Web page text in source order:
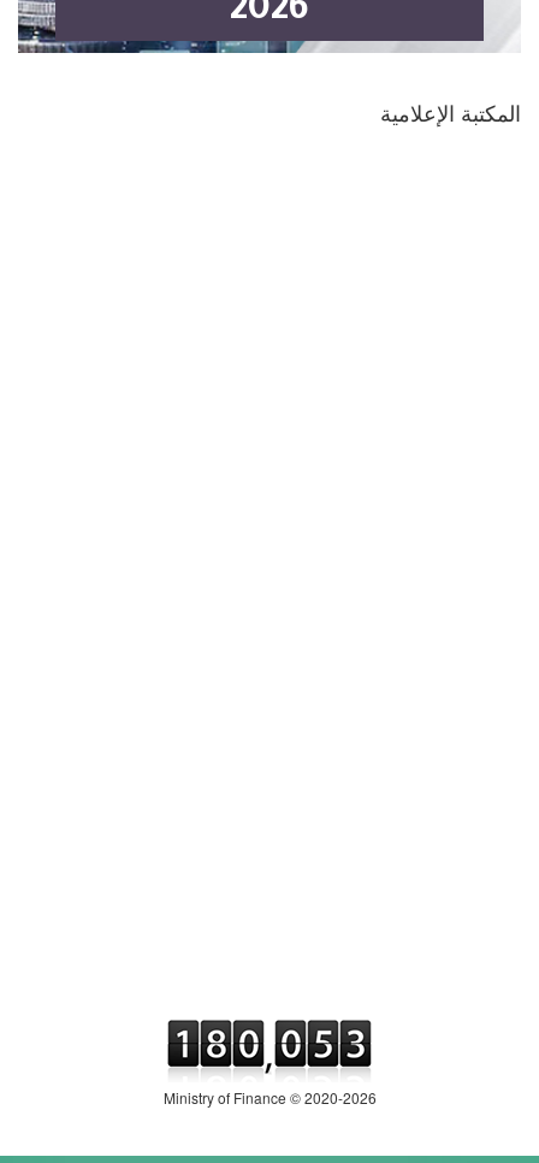
2026
المكتبة الإعلامية
Ministry of Finance © 2020-2026